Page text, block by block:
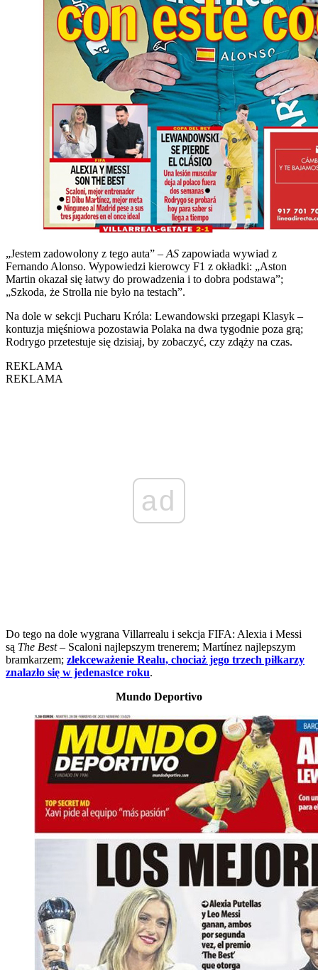
„Jestem zadowolony z tego auta” – AS zapowiada wywiad z
Fernando Alonso. Wypowiedzi kierowcy F1 z okładki: „Aston
Martin okazał się łatwy do prowadzenia i to dobra podstawa”;
„Szkoda, że Strolla nie było na testach”.
Na dole w sekcji Pucharu Króla: Lewandowski przegapi Klasyk –
kontuzja mięśniowa pozostawia Polaka na dwa tygodnie poza grą;
Rodrygo przetestuje się dzisiaj, by zobaczyć, czy zdąży na czas.
REKLAMA
REKLAMA
ad
Do tego na dole wygrana Villarrealu i sekcja FIFA: Alexia i Messi
są The Best– Scaloni najlepszym trenerem; Martínez najlepszym
bramkarzem; zlekceważenie Realu, chociaż jego trzech piłkarzy
znalazło się w jedenastce roku.
Mundo Deportivo